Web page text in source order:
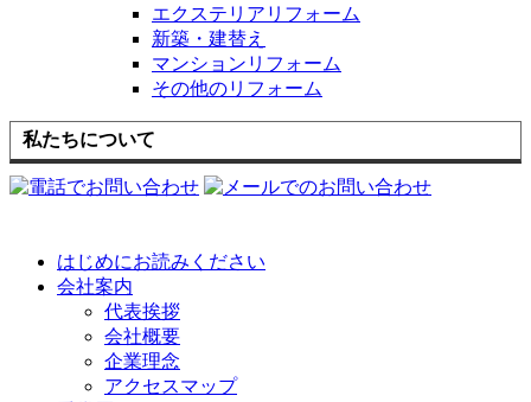
エクステリアリフォーム
新築・建替え
マンションリフォーム
その他のリフォーム
私たちについて
はじめにお読みください
会社案内
代表挨拶
会社概要
企業理念
アクセスマップ